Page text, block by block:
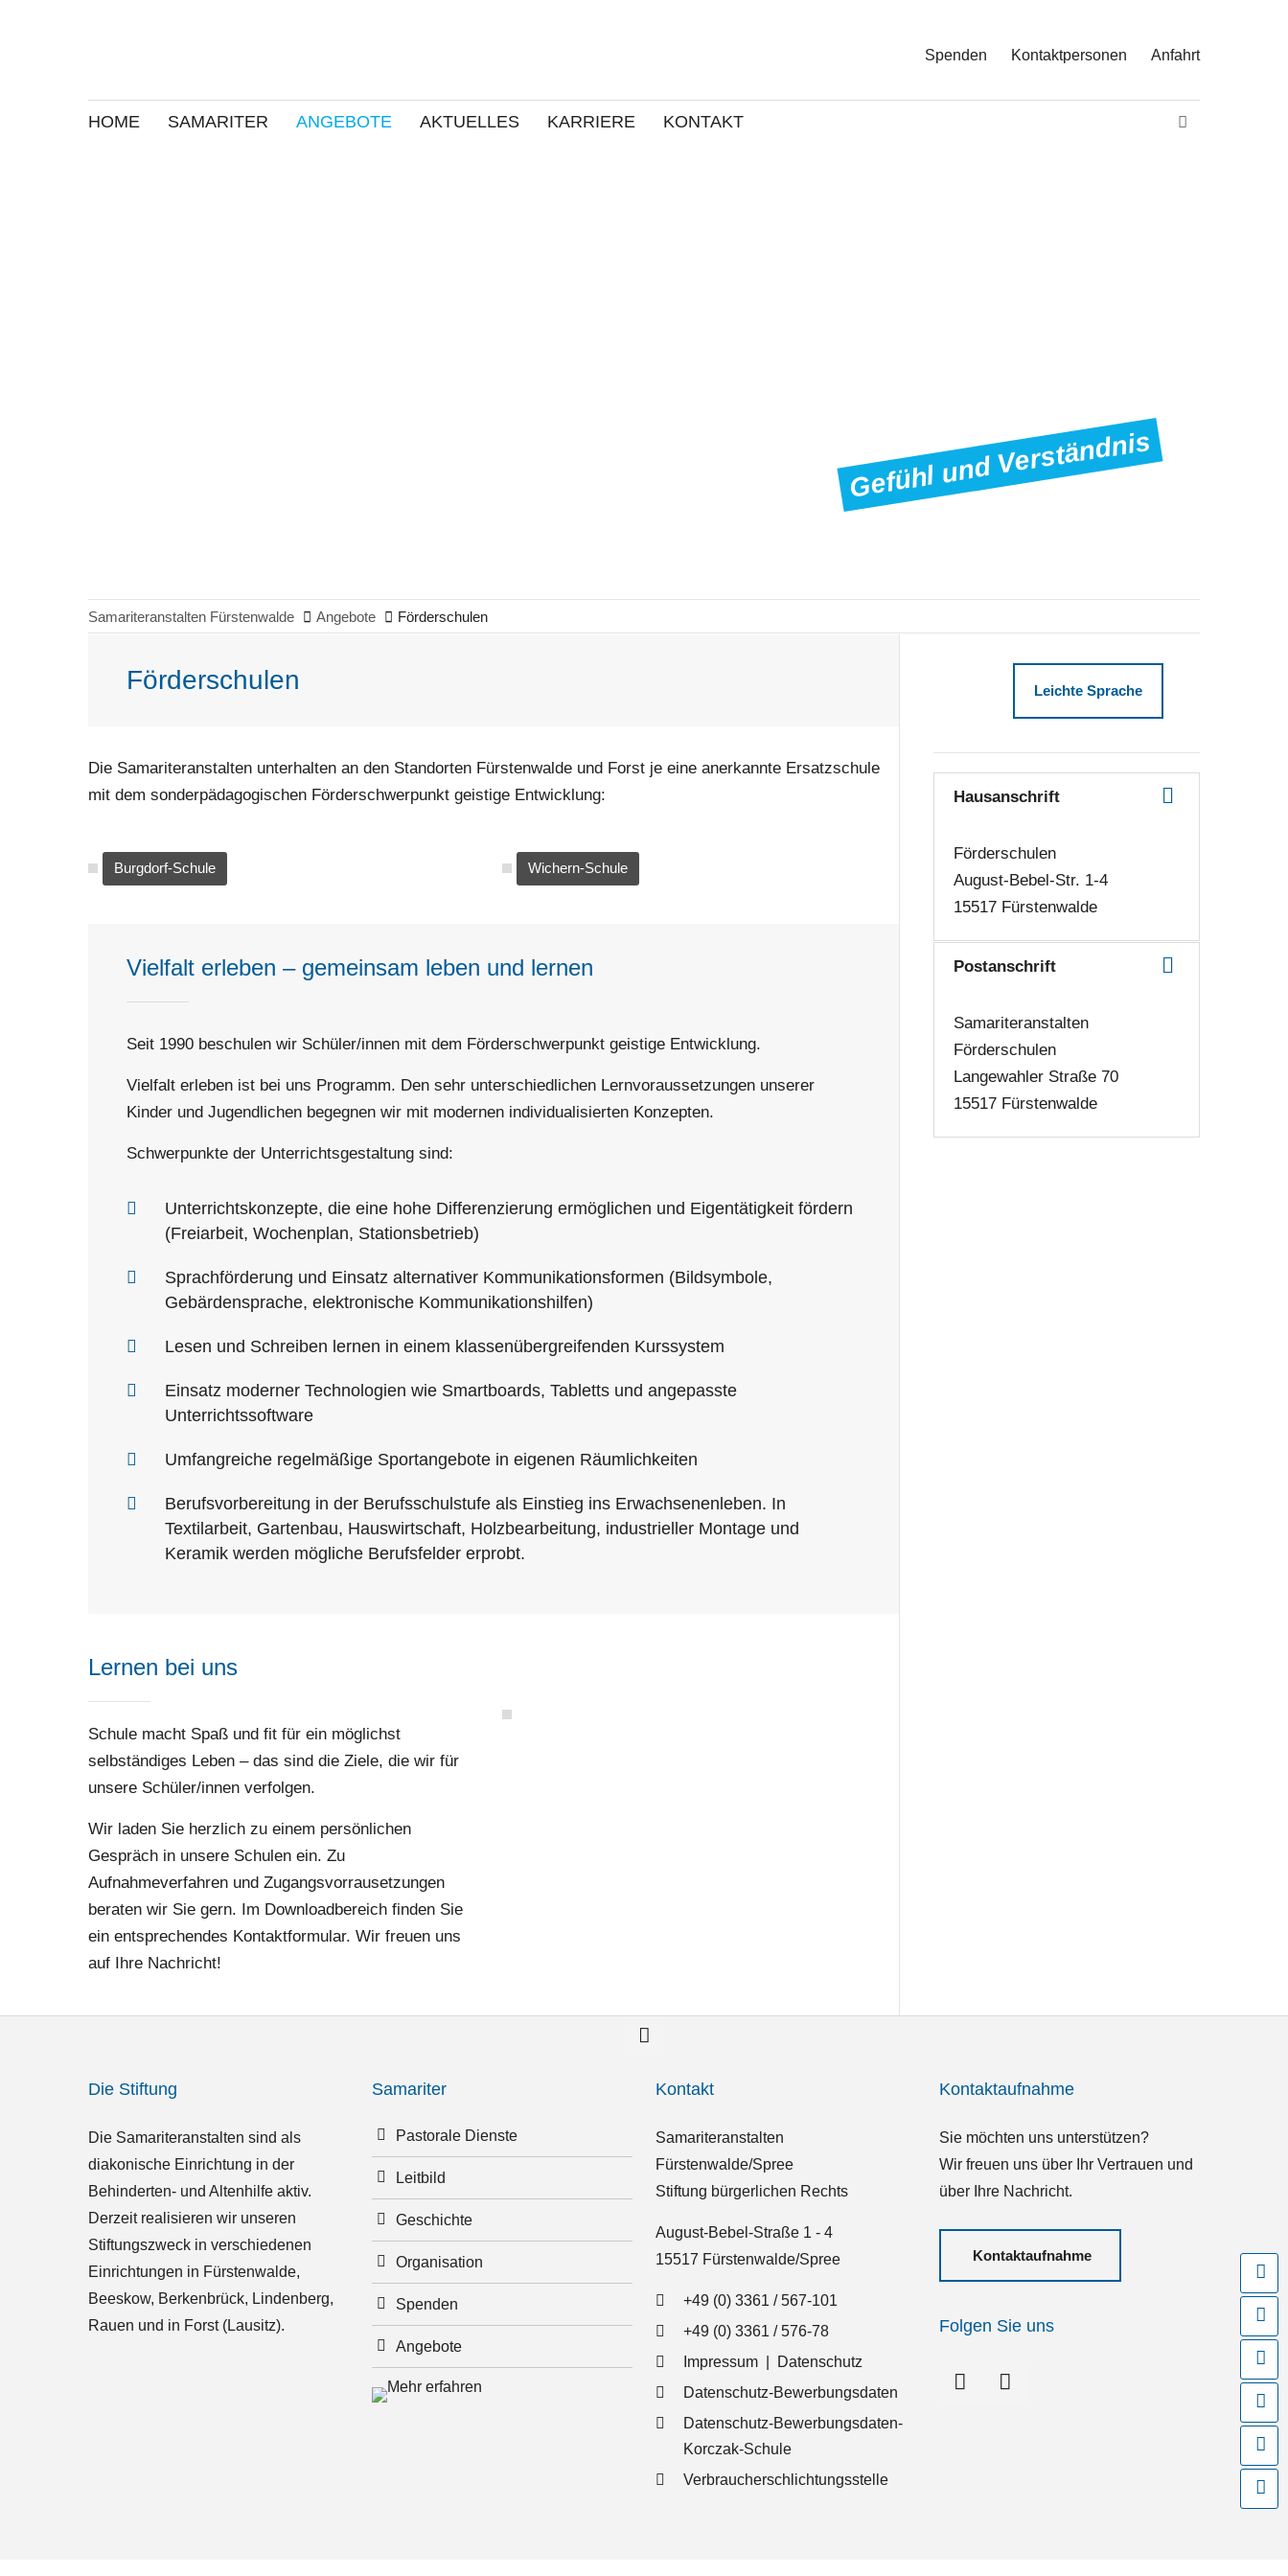
HOME SAMARITER ANGEBOTE AKTUELLES KARRIERE KONTAKT
Spenden Kontaktpersonen Anfahrt
Gefühl und Verständnis
Samariteranstalten Fürstenwalde Angebote Förderschulen
Förderschulen
Die Samariteranstalten unterhalten an den Standorten Fürstenwalde und Forst je eine anerkannte Ersatzschule
mit dem sonderpädagogischen Förderschwerpunkt geistige Entwicklung:
Burgdorf-Schule Wichern-Schule
Vielfalt erleben – gemeinsam leben und lernen
Seit 1990 beschulen wir Schüler/innen mit dem Förderschwerpunkt geistige Entwicklung.
Vielfalt erleben ist bei uns Programm. Den sehr unterschiedlichen Lernvoraussetzungen unserer
Kinder und Jugendlichen begegnen wir mit modernen individualisierten Konzepten.
Schwerpunkte der Unterrichtsgestaltung sind:
Unterrichtskonzepte, die eine hohe Differenzierung ermöglichen und Eigentätigkeit fördern
(Freiarbeit, Wochenplan, Stationsbetrieb)
Sprachförderung und Einsatz alternativer Kommunikationsformen (Bildsymbole,
Gebärdensprache, elektronische Kommunikationshilfen)
Lesen und Schreiben lernen in einem klassenübergreifenden Kurssystem
Einsatz moderner Technologien wie Smartboards, Tabletts und angepasste
Unterrichtssoftware
Umfangreiche regelmäßige Sportangebote in eigenen Räumlichkeiten
Berufsvorbereitung in der Berufsschulstufe als Einstieg ins Erwachsenenleben. In
Textilarbeit, Gartenbau, Hauswirtschaft, Holzbearbeitung, industrieller Montage und
Keramik werden mögliche Berufsfelder erprobt.
Lernen bei uns
Schule macht Spaß und fit für ein möglichst
selbständiges Leben – das sind die Ziele, die wir für
unsere Schüler/innen verfolgen.
Wir laden Sie herzlich zu einem persönlichen
Gespräch in unsere Schulen ein. Zu
Aufnahmeverfahren und Zugangsvorrausetzungen
beraten wir Sie gern. Im Downloadbereich finden Sie
ein entsprechendes Kontaktformular. Wir freuen uns
auf Ihre Nachricht!
Leichte Sprache
Hausanschrift
Förderschulen
August-Bebel-Str. 1-4
15517 Fürstenwalde
Postanschrift
Samariteranstalten
Förderschulen
Langewahler Straße 70
15517 Fürstenwalde
Die Stiftung
Die Samariteranstalten sind als
diakonische Einrichtung in der
Behinderten- und Altenhilfe aktiv.
Derzeit realisieren wir unseren
Stiftungszweck in verschiedenen
Einrichtungen in Fürstenwalde,
Beeskow, Berkenbrück, Lindenberg,
Rauen und in Forst (Lausitz).
Samariter
Pastorale Dienste
Leitbild
Geschichte
Organisation
Spenden
Angebote
Kontakt
Samariteranstalten
Fürstenwalde/Spree
Stiftung bürgerlichen Rechts
August-Bebel-Straße 1 - 4
15517 Fürstenwalde/Spree
+49 (0) 3361 / 567-101
+49 (0) 3361 / 576-78
Impressum|
Datenschutz
Datenschutz-Bewerbungsdaten
Datenschutz-Bewerbungsdaten-
Korczak-Schule
Verbraucherschlichtungsstelle
Kontaktaufnahme
Sie möchten uns unterstützen?
Wir freuen uns über Ihr Vertrauen und
über Ihre Nachricht.
Kontaktaufnahme
Folgen Sie uns